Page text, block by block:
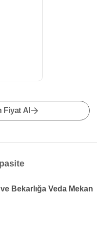
Fiyat Al
Bekarlığa Veda Mekan